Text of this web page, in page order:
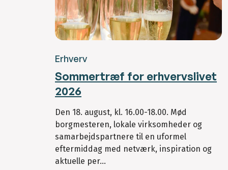
Erhverv
Sommertræf for erhvervslivet
2026
Den 18. august, kl. 16.00-18.00. Mød
borgmesteren, lokale virksomheder og
samarbejdspartnere til en uformel
eftermiddag med netværk, inspiration og
aktuelle per...